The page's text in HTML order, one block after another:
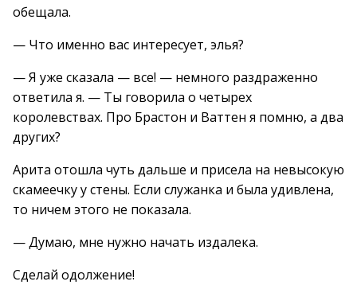
обещала.
— Что именно вас интересует, элья?
— Я уже сказала — все! — немного раздраженно
ответила я. — Ты говорила о четырех
королевствах. Про Брастон и Ваттен я помню, а два
других?
Арита отошла чуть дальше и присела на невысокую
скамеечку у стены. Если служанка и была удивлена,
то ничем этого не показала.
— Думаю, мне нужно начать издалека.
Сделай одолжение!